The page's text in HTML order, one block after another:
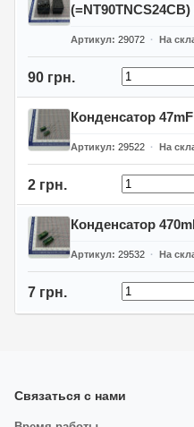
(=NT90TNCS24CB)
Артикул 29072 На
90 грн.
Конденсатор
Артикул 29522 На
2 грн.
Конденсатор
Артикул 29532 На
7 грн.
Связаться с нами